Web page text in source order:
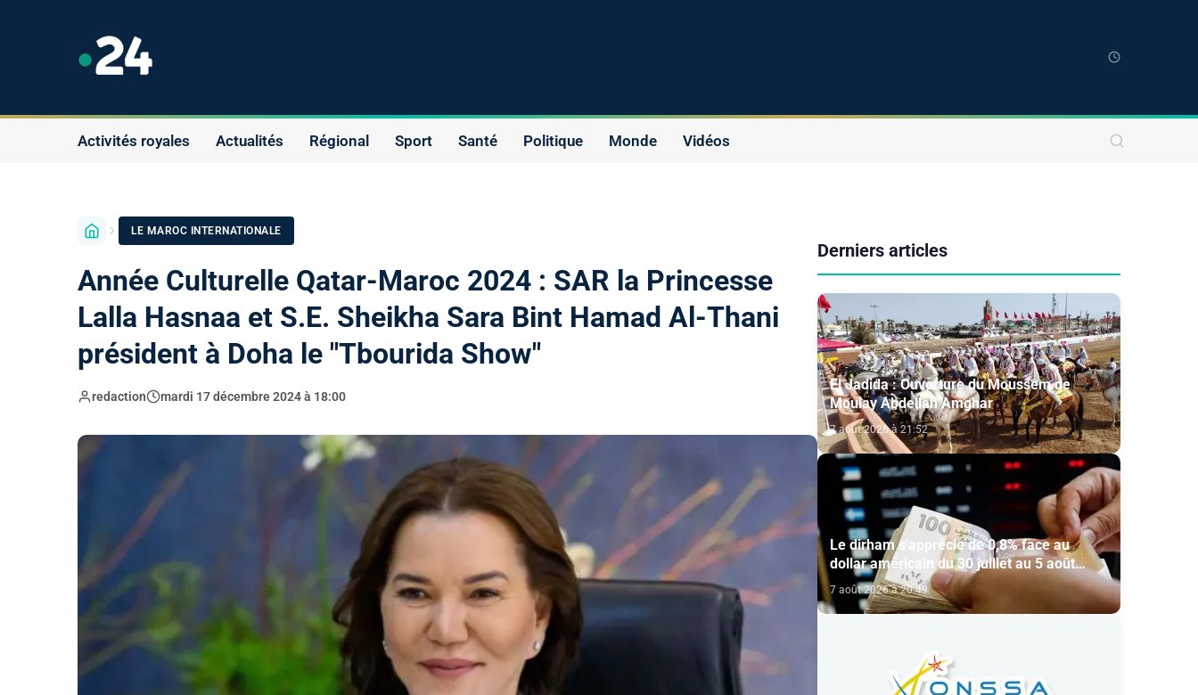
Activités royales Actualités Régional Sport Santé Politique Monde Vidéos
LE MAROC INTERNATIONALE
Année Culturelle Qatar-Maroc 2024 : SAR la Princesse
Lalla Hasnaa et S.E. Sheikha Sara Bint Hamad Al-Thani
président à Doha le "Tbourida Show"
redaction mardi 17 décembre 2024 à 18:00
Derniers articles
El Jadida : Ouverture du Moussem de
Moulay Abdellah Amghar
7 août 2026 à 21:52
Le dirham s'apprécie de 0,8% face au
dollar américain du 30 juillet au 5 août
(BAM)
7 août 2026 à 20:49